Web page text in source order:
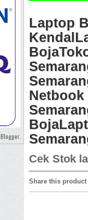
Laptop
Kendal
Boja
Netbook
Boja
Cek Stok
Share this product
Blogger.